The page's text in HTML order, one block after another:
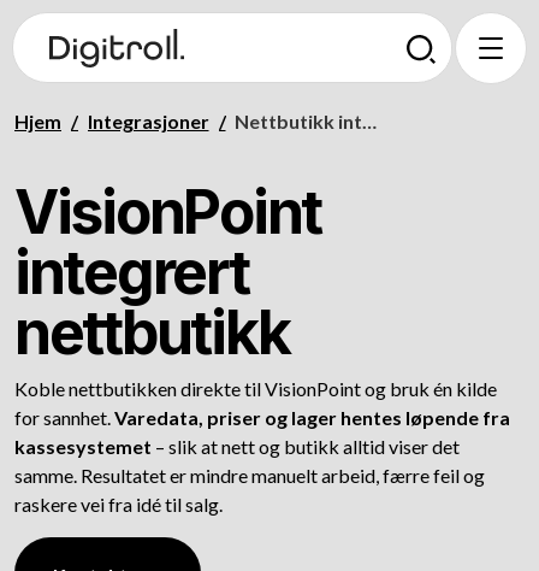
Hjem / Integrasjoner / Nettbutikk integrert med VisionPoint
VisionPoint
integrert
nettbutikk
Koble nettbutikken direkte til VisionPoint og bruk én kilde
for sannhet.Varedata, priser og lager hentes løpende fra
kassesystemet – slik at nett og butikk alltid viser det
samme. Resultatet er mindre manuelt arbeid, færre feil og
raskere vei fra idé til salg.